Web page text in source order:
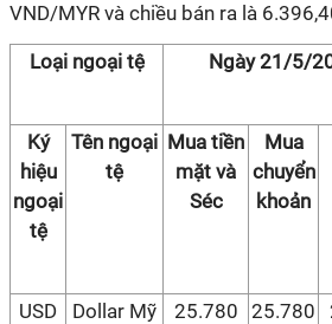
VND/MYR và chiều bán ra là
Loại ngoại tệ Ngày 21/5/
Ký
hiệu
ngoại
tệ
Tên ngoại
tệ
Mua tiền
mặt và
Séc
Mua
chuyển
khoản
USD Dollar Mỹ 25.780 25.780